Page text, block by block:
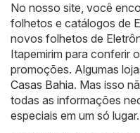
No nosso site, você
folhetos e catálogos de
novos folhetos de
Itapemirim para conferir
promoções. Algumas
Casas Bahia. Mas isso
todas as informações
especiais em um só lugar.